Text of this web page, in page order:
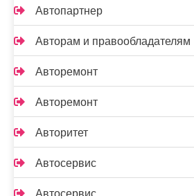
Автопартнер
Авторам и правообладателям
Авторемонт
Авторемонт
Авторитет
Автосервис
Автосервис